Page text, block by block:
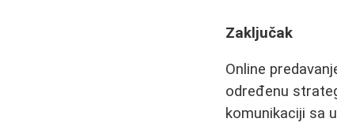
Zaključak
Online
određenu
komunikaciji sa